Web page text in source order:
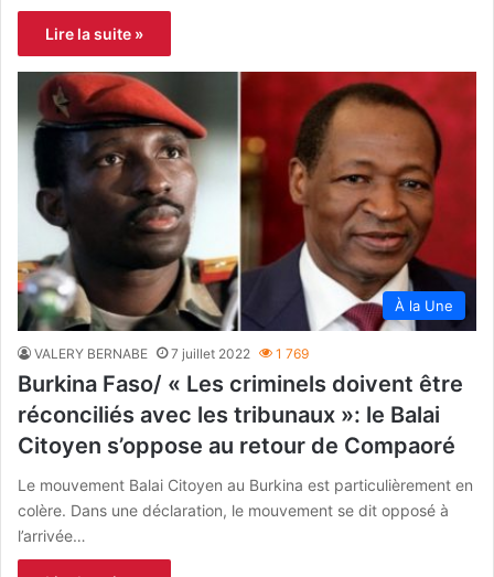
Lire la suite »
À la Une
VALERY BERNABE 7 juillet 2022 1 769
Burkina Faso/ « Les criminels doivent être
réconciliés avec les tribunaux »: le Balai
Citoyen s’oppose au retour de Compaoré
Le mouvement Balai Citoyen au Burkina est particulièrement en
colère. Dans une déclaration, le mouvement se dit opposé à
l’arrivée…